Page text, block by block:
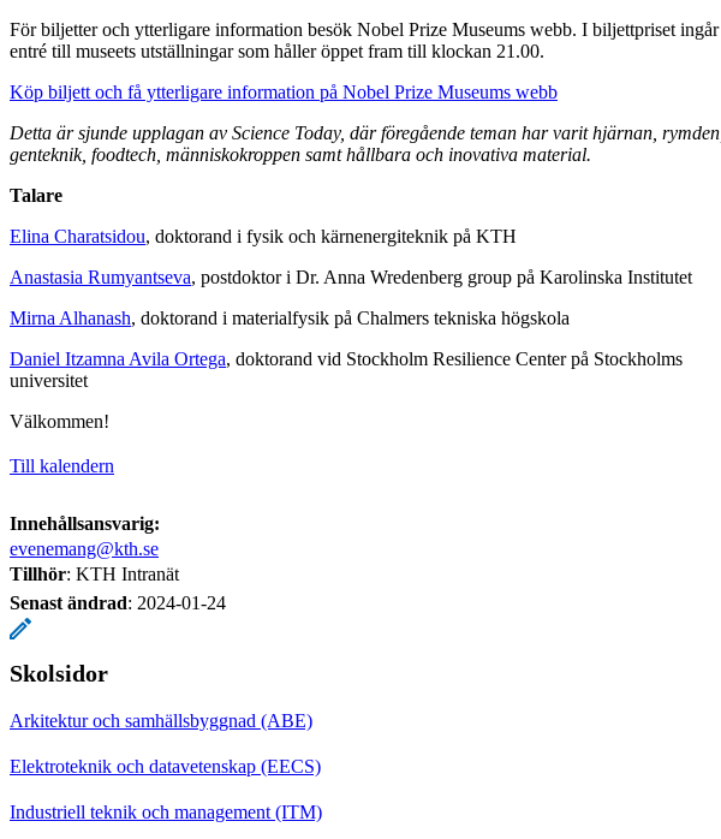
För biljetter och ytterligare information besök Nobel Prize Museums webb. I biljettpriset ingår
entré till museets utställningar som håller öppet fram till klockan 21.00.
Köp biljett och få ytterligare information på Nobel Prize Museums webb
Detta är sjunde upplagan av Science Today, där föregående teman har varit hjärnan, rymden,
genteknik, foodtech, människokroppen samt hållbara och inovativa material.
Talare
Elina Charatsidou, doktorand i fysik och kärnenergiteknik på KTH
Anastasia Rumyantseva, postdoktor i Dr. Anna Wredenberg group på Karolinska Institutet
Mirna Alhanash, doktorand i materialfysik på Chalmers tekniska högskola
Daniel Itzamna Avila Ortega, doktorand vid Stockholm Resilience Center på Stockholms
universitet
Välkommen!
Till kalendern
Innehållsansvarig:
evenemang@kth.se
Tillhör: KTH Intranät
Senast ändrad: 2024-01-24
Skolsidor
Arkitektur och samhällsbyggnad (ABE)
Elektroteknik och datavetenskap (EECS)
Industriell teknik och management (ITM)